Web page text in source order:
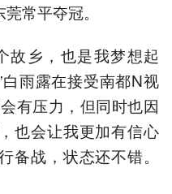
常平夺冠。
故乡，也是我梦想起
雨露在接受南都N视
有压力，但同时也因
也会让我更加有信心
备战，状态还不错。